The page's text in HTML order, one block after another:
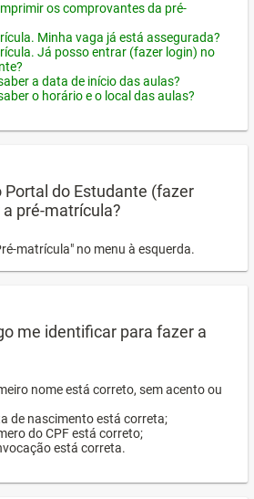
os comprovantes da pré-
Minha vaga já está assegurada?
Já posso entrar (fazer login) no
a data de início das aulas?
o horário e o local das aulas?
Portal do Estudante (fazer
pré-matrícula?
matrícula" no menu à esquerda.
me identificar para fazer a
nome está correto, sem acento ou
de nascimento está correta;
do CPF está correto;
está correta.